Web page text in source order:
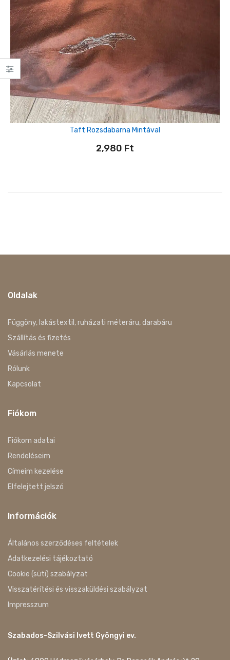
Taft Rozsdabarna Mintával
2,980 Ft
Oldalak
Függöny, lakástextil, ruházati méteráru, darabáru
Szállítás és fizetés
Vásárlás menete
Rólunk
Kapcsolat
Fiókom
Fiókom adatai
Rendeléseim
Címeim kezelése
Elfelejtett jelszó
Információk
Általános szerződéses feltételek
Adatkezelési tájékoztató
Cookie (süti) szabályzat
Visszatérítési és visszaküldési szabályzat
Impresszum
Szabados-Szilvási Ivett Gyöngyi ev.